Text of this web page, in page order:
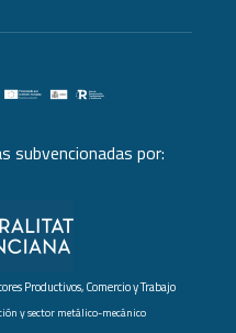
subvencionadas por:
Productivos, Comercio y Trabajo
y sector metálico-mecánico